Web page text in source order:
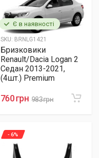
Є в наявності
SKU: BRNLG1421
Бризковики
Renault/Dacia Logan 2
Седан 2013-2021,
(4шт.) Premium
760 грн 983 грн
- 6%